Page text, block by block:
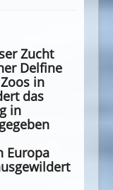
Zucht
Delfine
in
das
in
Europa